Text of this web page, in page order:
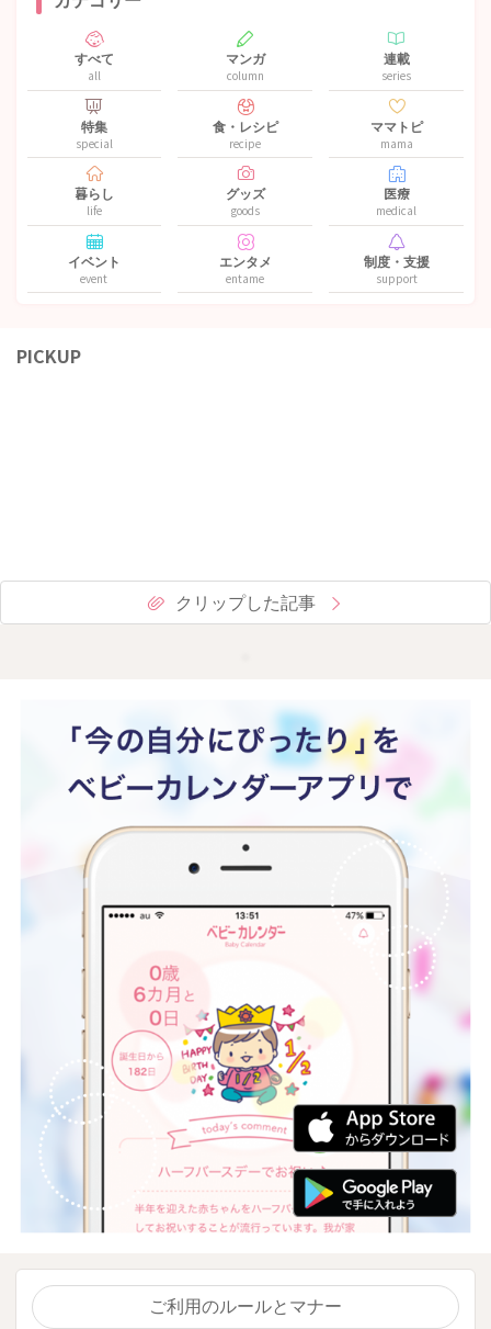
すべて
all
マンガ
column
連載
series
特集
special
食・レシピ
recipe
ママトピ
mama
暮らし
life
グッズ
goods
医療
medical
イベント
event
エンタメ
entame
制度・支援
support
PICKUP
クリップした記事
ご利用のルールとマナー